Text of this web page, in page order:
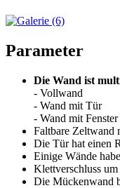
Parameter
Die Wand ist
- Vollwand
- Wand mit Tür
- Wand mit Fenster
Faltbare Zeltwand
Die Tür hat einen
Einige Wände
Klettverschluss
Die Mückenwand